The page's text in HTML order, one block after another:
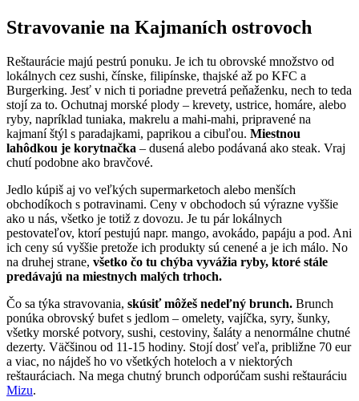
Stravovanie na Kajmaních ostrovoch
Reštaurácie majú pestrú ponuku. Je ich tu obrovské množstvo od
lokálnych cez sushi, čínske, filipínske, thajské až po KFC a
Burgerking. Jesť v nich ti poriadne prevetrá peňaženku, nech to teda
stojí za to. Ochutnaj morské plody – krevety, ustrice, homáre, alebo
ryby, napríklad tuniaka, makrelu a mahi-mahi, pripravené na
kajmaní štýl s paradajkami, paprikou a cibuľou. Miestnou
lahôdkou je korytnačka – dusená alebo podávaná ako steak. Vraj
chutí podobne ako bravčové.
Jedlo kúpiš aj vo veľkých supermarketoch alebo menších
obchodíkoch s potravinami. Ceny v obchodoch sú výrazne vyššie
ako u nás, všetko je totiž z dovozu. Je tu pár lokálnych
pestovateľov, ktorí pestujú napr. mango, avokádo, papáju a pod. Ani
ich ceny sú vyššie pretože ich produkty sú cenené a je ich málo. No
na druhej strane, všetko čo tu chýba vyvážia ryby, ktoré stále
predávajú na miestnych malých trhoch.
Čo sa týka stravovania, skúsiť môžeš nedeľný brunch. Brunch
ponúka obrovský bufet s jedlom – omelety, vajíčka, syry, šunky,
všetky morské potvory, sushi, cestoviny, šaláty a nenormálne chutné
dezerty. Väčšinou od 11-15 hodiny. Stojí dosť veľa, približne 70 eur
a viac, no nájdeš ho vo všetkých hoteloch a v niektorých
reštauráciach. Na mega chutný brunch odporúčam sushi reštauráciu
Mizu.